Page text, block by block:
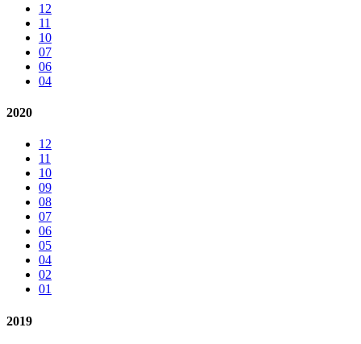
12
11
10
07
06
04
2020
12
11
10
09
08
07
06
05
04
02
01
2019